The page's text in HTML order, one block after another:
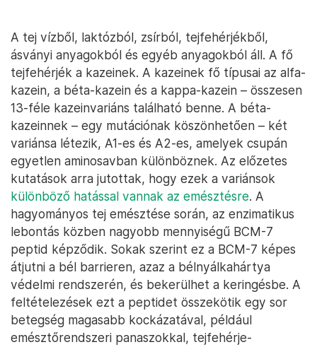
A tej vízből, laktózból, zsírból, tejfehérjékből,
ásványi anyagokból és egyéb anyagokból áll. A fő
tejfehérjék a kazeinek. A kazeinek fő típusai az alfa-
kazein, a béta-kazein és a kappa-kazein – összesen
13-féle kazeinvariáns található benne. A béta-
kazeinnek – egy mutációnak köszönhetően – két
variánsa létezik, A1-es és A2-es, amelyek csupán
egyetlen aminosavban különböznek. Az előzetes
kutatások arra jutottak, hogy ezek a variánsok
különböző hatással vannak az emésztésre. A
hagyományos tej emésztése során, az enzimatikus
lebontás közben nagyobb mennyiségű BCM-7
peptid képződik. Sokak szerint ez a BCM-7 képes
átjutni a bél barrieren, azaz a bélnyálkahártya
védelmi rendszerén, és bekerülhet a keringésbe. A
feltételezések ezt a peptidet összekötik egy sor
betegség magasabb kockázatával, például
emésztőrendszeri panaszokkal, tejfehérje-